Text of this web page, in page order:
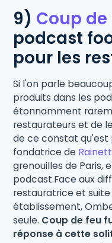
9) Coup de
podcast
pour les
Si l'on parle
produits dans les
étonnamment
restaurateurs et de
de ce constat qu'est
fondatrice de
grenouilles de Paris,
podcast.Face aux
restauratrice et
établissement,
seule. Coup de feu
réponse à cette